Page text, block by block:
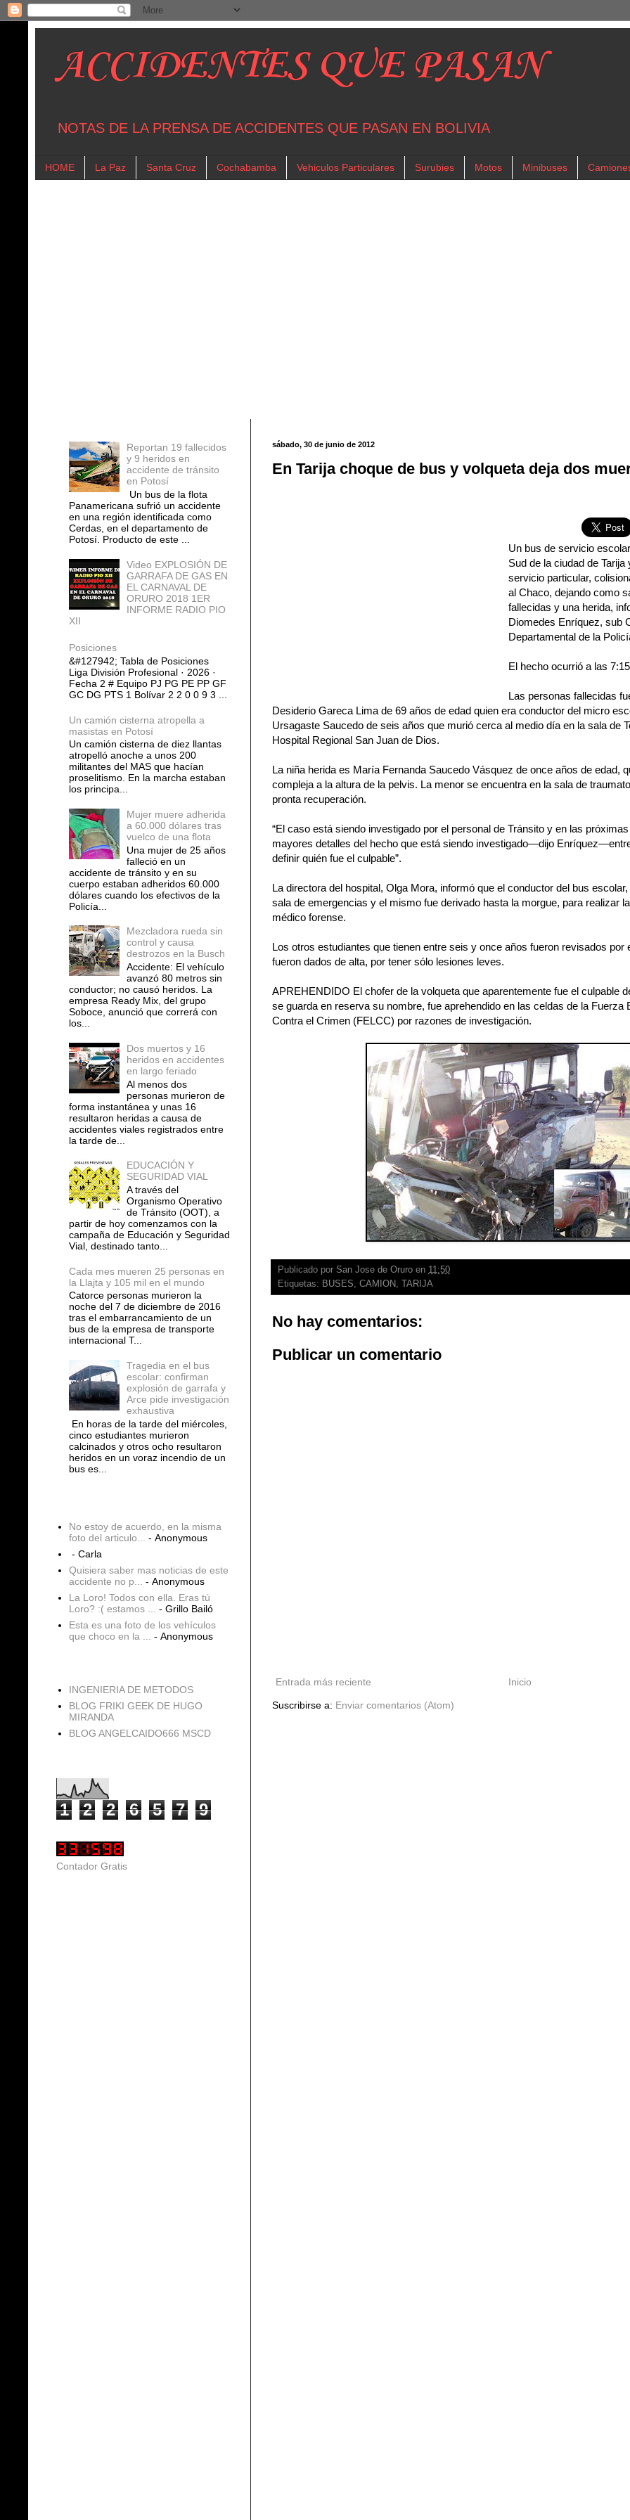
ACCIDENTES QUE PASAN
NOTAS DE LA PRENSA DE ACCIDENTES QUE PASAN EN BOLIVIA
HOME La Paz Santa Cruz Cochabamba Vehiculos Particulares Surubies Motos Minibuses
sábado, 30 de junio de 2012
En Tarija choque de bus y volqueta deja dos
Un bus de servicio
Sud de la ciudad de
servicio particular,
al Chaco, dejando como
fallecidas y una herida,
Diomedes Enríquez, sub
Departamental de la
El hecho ocurrió a las
Las personas fallecidas
Desiderio Gareca Lima de 69 años de edad quien era conductor del micro
Ursagaste Saucedo de seis años que murió cerca al medio día en la sala de
Hospital Regional San Juan de Dios.
La niña herida es María Fernanda Saucedo Vásquez de once años de edad,
compleja a la altura de la pelvis. La menor se encuentra en la sala de
pronta recuperación.
“El caso está siendo investigado por el personal de Tránsito y en las
mayores detalles del hecho que está siendo investigado—dijo
definir quién fue el culpable”.
La directora del hospital, Olga Mora, informó que el conductor del bus
sala de emergencias y el mismo fue derivado hasta la morgue, para realizar
médico forense.
Los otros estudiantes que tienen entre seis y once años fueron revisados por
fueron dados de alta, por tener sólo lesiones leves.
APREHENDIDO El chofer de la volqueta que aparentemente fue el culpable
se guarda en reserva su nombre, fue aprehendido en las celdas de la Fuerza
Contra el Crimen (FELCC) por razones de investigación.
Publicado por San Jose de Oruro en 11:50
Etiquetas: BUSES, CAMION, TARIJA
No hay comentarios:
Publicar un comentario
Entrada más reciente Inicio
Suscribirse a: Enviar comentarios (Atom)
Reportan 19 fallecidos
y 9 heridos en
accidente de tránsito
en Potosí
Un bus de la flota
Panamericana sufrió un accidente
en una región identificada como
Cerdas, en el departamento de
Potosí. Producto de este ...
Video EXPLOSIÓN DE
GARRAFA DE GAS EN
EL CARNAVAL DE
ORURO 2018 1ER
INFORME RADIO PIO
XII
Posiciones
&#127942; Tabla de Posiciones
Liga División Profesional · 2026 ·
Fecha 2 # Equipo PJ PG PE PP GF
GC DG PTS 1 Bolívar 2 2 0 0 9 3 ...
Un camión cisterna atropella a
masistas en Potosí
Un camión cisterna de diez llantas
atropelló anoche a unos 200
militantes del MAS que hacían
proselitismo. En la marcha estaban
los principa...
Mujer muere adherida
a 60.000 dólares tras
vuelco de una flota
Una mujer de 25 años
falleció en un
accidente de tránsito y en su
cuerpo estaban adheridos 60.000
dólares cuando los efectivos de la
Policía...
Mezcladora rueda sin
control y causa
destrozos en la Busch
Accidente: El vehículo
avanzó 80 metros sin
conductor; no causó heridos. La
empresa Ready Mix, del grupo
Soboce, anunció que correrá con
los...
Dos muertos y 16
heridos en accidentes
en largo feriado
Al menos dos
personas murieron de
forma instantánea y unas 16
resultaron heridas a causa de
accidentes viales registrados entre
la tarde de...
EDUCACIÓN Y
SEGURIDAD VIAL
A través del
Organismo Operativo
de Tránsito (OOT), a
partir de hoy comenzamos con la
campaña de Educación y Seguridad
Vial, destinado tanto...
Cada mes mueren 25 personas en
la Llajta y 105 mil en el mundo
Catorce personas murieron la
noche del 7 de diciembre de 2016
tras el embarrancamiento de un
bus de la empresa de transporte
internacional T...
Tragedia en el bus
escolar: confirman
explosión de garrafa y
Arce pide investigación
exhaustiva
En horas de la tarde del miércoles,
cinco estudiantes murieron
calcinados y otros ocho resultaron
heridos en un voraz incendio de un
bus es...
No estoy de acuerdo, en la misma
foto del articulo...
- Anonymous
- Carla
Quisiera saber mas noticias de este
accidente no p...
- Anonymous
La Loro! Todos con ella. Eras tú
Loro? :( estamos ...
- Grillo Bailó
Esta es una foto de los vehículos
que choco en la ...
- Anonymous
INGENIERIA DE METODOS
BLOG FRIKI GEEK DE HUGO
MIRANDA
BLOG ANGELCAIDO666 MSCD
1 2 2 6 5 7 9
Contador Gratis